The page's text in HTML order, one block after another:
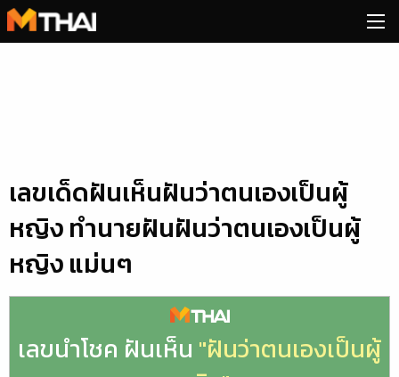
Skip
to
เลขเด็ดฝันเห็นฝันว่าตนเองเป็นผู้
หญิง ทำนายฝันฝันว่าตนเองเป็นผู้
หญิง แม่นๆ
เลขนำโชค ฝันเห็น "ฝันว่าตนเองเป็นผู้